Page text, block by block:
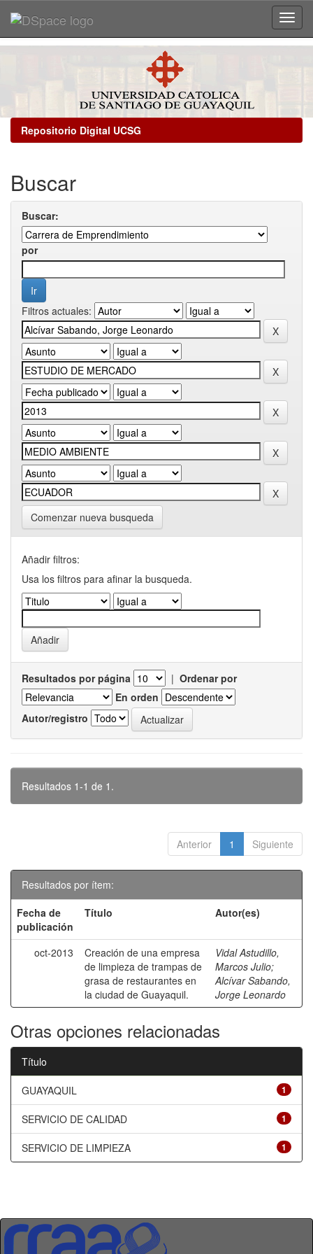
Repositorio Digital UCSG
Buscar
Buscar:
por
Filtros actuales:
Comenzar nueva busqueda
Añadir filtros:
Usa los filtros para afinar la busqueda.
Resultados por página | Ordenar por
En orden
Autor/registro
Resultados 1-1 de 1.
Anterior 1 Siguiente
Resultados por ítem:
Fecha de
publicación
Título Autor(es)
oct-2013
Creación de una empresa
de limpieza de trampas de
grasa de restaurantes en
la ciudad de Guayaquil.
Vidal Astudillo,
Marcos Julio;
Alcívar Sabando,
Jorge Leonardo
Otras opciones relacionadas
Título
1
GUAYAQUIL
1
SERVICIO DE CALIDAD
1
SERVICIO DE LIMPIEZA